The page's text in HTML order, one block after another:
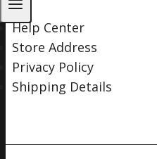
Help Center
Store Address
Privacy Policy
Shipping Details